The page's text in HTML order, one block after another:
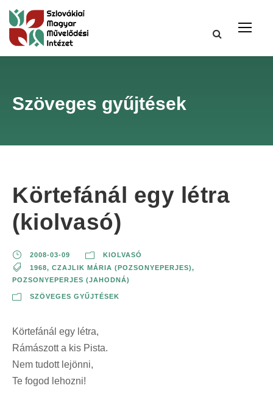
Szöveges gyűjtések
Körtefánál egy létra
(kiolvasó)
2008-03-09
KIOLVASÓ
1968, CZAJLIK MÁRIA (POZSONYEPERJES),
POZSONYEPERJES (JAHODNÁ)
SZÖVEGES GYŰJTÉSEK
Körtefánál egy létra,
Rámászott a kis Pista.
Nem tudott lejönni,
Te fogod lehozni!